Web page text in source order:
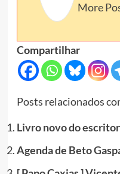
More
Compartilhar
Posts relacionados
Livro novo do
Agenda de Beto